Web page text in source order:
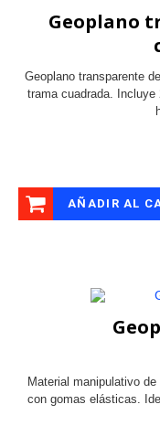
Geoplano
Geoplano transparente
trama cuadrada.
AÑADIR AL
Material manipulativo
con gomas elásticas.